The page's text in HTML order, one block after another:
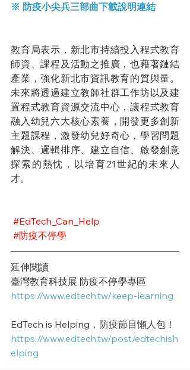
※ 防疫小尖兵三部曲下載說明連結
教育局表示，新北市持續投入程式教育
師資、課程及活動之推廣，也藉著鏈結
產業，強化新北市資訊教育的質與量。
未來將透過建立教師社群工作坊以及建
置程式教育資源交流中心，讓程式教育
融入幼兒六大核心素養，開發更多創新
主題課程，激發幼兒好奇心，學習問題
解決、邏輯排序、建立自信、啟發創意
探索的熱忱，以培育21世紀的未來人
才。
#EdTech_Can_Help
#防疫不停學
延伸閱讀
臺灣教育科技展 防疫不停學專區
https://www.edtech.tw/keep-learning
EdTech is Helping，防疫節目懶人包！
https://www.edtech.tw/post/edtechish
elping